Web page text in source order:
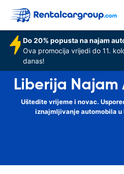
Do 20% popusta na najam
Ova promocija vrijedi do 11.
danas!
Liberija
Uštedite vrijeme i novac.
iznajmljivanje automobila u